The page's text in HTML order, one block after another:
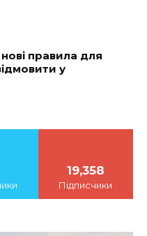
правила для
у
19,358
Підписчики